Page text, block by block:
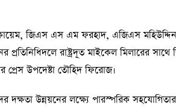
জিএস এস এম ফরহাদ, এজিএস
রাষ্ট্রদূত মাইকেল মিলারের সাথে
প্রেস উপদেষ্টা তৌহিদ ফিরোজ।
দক্ষতা উন্নয়নের লক্ষ্যে পারস্পরিক